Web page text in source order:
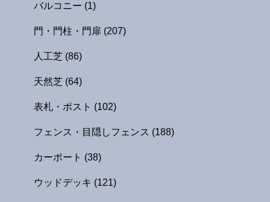
バルコニー (1)
門・門柱・門扉 (207)
人工芝 (86)
天然芝 (64)
表札・ポスト (102)
フェンス・目隠しフェンス (188)
カーポート (38)
ウッドデッキ (121)